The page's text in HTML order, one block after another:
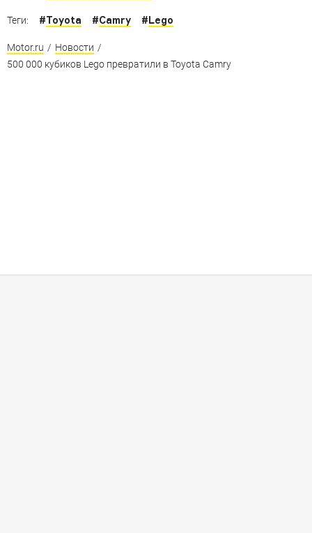
Теги: #Toyota #Camry #Lego
Motor.ru / Новости /
500 000 кубиков Lego превратили в Toyota Camry